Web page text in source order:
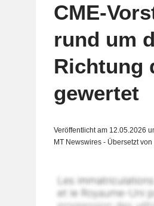
CME-
rund um
Richtung
gewertet
Veröffentlicht am 12.05.2026
MT Newswires - Übersetzt